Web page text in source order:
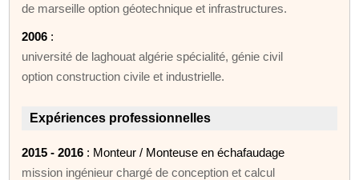
de marseille option géotechnique et infrastructures.
2006 :
université de laghouat algérie spécialité, génie civil
option construction civile et industrielle.
Expériences professionnelles
2015 - 2016 : Monteur / Monteuse en échafaudage
mission ingénieur chargé de conception et calcul